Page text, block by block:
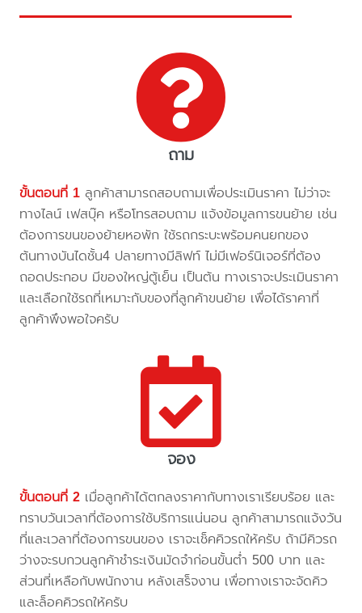
ถาม
ขั้นตอนที่ 1 ลูกค้าสามารถสอบถามเพื่อประเมินราคา ไม่ว่าจะ
ทางไลน์ เฟสบุ๊ค หรือโทรสอบถาม แจ้งข้อมูลการขนย้าย เช่น
ต้องการขนของย้ายหอพัก ใช้รถกระบะพร้อมคนยกของ
ต้นทางบันไดชั้น4 ปลายทางมีลิฟท์ ไม่มีเฟอร์นิเจอร์ที่ต้อง
ถอดประกอบ มีของใหญ่ตู้เย็น เป็นต้น ทางเราจะประเมินราคา
และเลือกใช้รถที่เหมาะกับของที่ลูกค้าขนย้าย เพื่อได้ราคาที่
ลูกค้าพึงพอใจครับ
จอง
ขั้นตอนที่ 2 เมื่อลูกค้าได้ตกลงราคากับทางเราเรียบร้อย และ
ทราบวันเวลาที่ต้องการใช้บริการแน่นอน ลูกค้าสามารถแจ้งวัน
ที่และเวลาที่ต้องการขนของ เราจะเช็คคิวรถให้ครับ ถ้ามีคิวรถ
ว่างจะรบกวนลูกค้าชำระเงินมัดจำก่อนขั้นต่ำ 500 บาท และ
ส่วนที่เหลือกับพนักงาน หลังเสร็จงาน เพื่อทางเราจะจัดคิว
และล็อคคิวรถให้ครับ